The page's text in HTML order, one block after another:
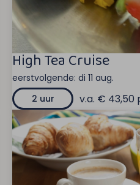
High Tea Cruise
eerstvolgende: di 11 aug.
2 uur
v.a. € 43,50